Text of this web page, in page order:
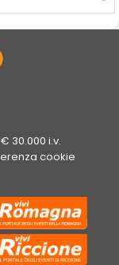
30.000 i.v.
cookie